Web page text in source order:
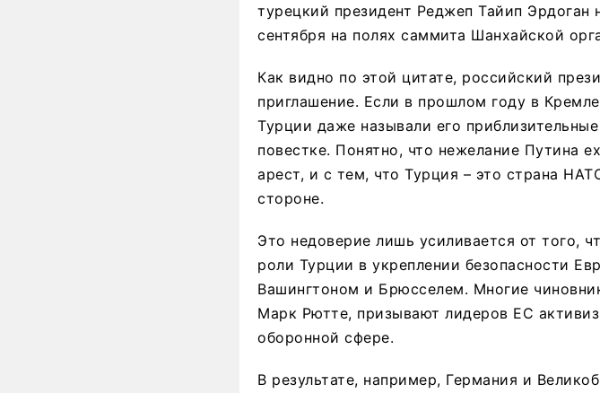
турецкий президент Реджеп Тайип
сентября на полях саммита Шанхайской
Как видно по этой цитате, российский
приглашение. Если в прошлом году в
Турции даже называли его
повестке. Понятно, что нежелание Путина
арест, и с тем, что Турция – это страна
стороне.
Это недоверие лишь усиливается от того,
роли Турции в укреплении безопасности
Вашингтоном и Брюсселем. Многие
Марк Рютте, призывают лидеров ЕС
оборонной сфере.
В результате, например, Германия и